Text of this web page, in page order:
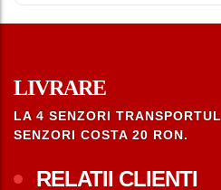
LIVRARE
LA 4 SENZORI
SENZORI COSTA 20 RON.
RELATII CLIENTI